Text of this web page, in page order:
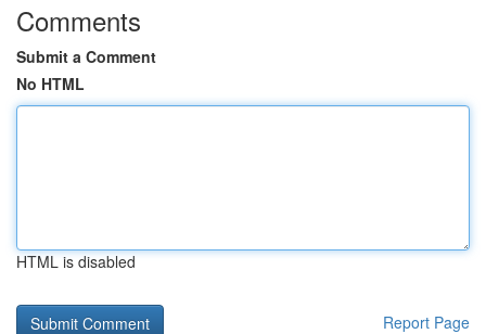
Comments
Submit a Comment
No HTML
HTML is disabled
Report Page